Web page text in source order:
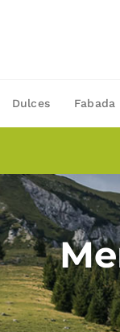
Dulces Fabada